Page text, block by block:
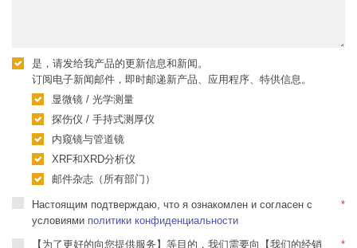
是，请发给我产品的更新信息和新闻。
订阅电子新闻邮件，即时邮递新产品、应用程序、特供信息。
显微镜 / 光学测量
探伤仪 / 手持式测厚仪
内窥镜与管道镜
XRF和XRD分析仪
邮件杂志（所有部门）
Настоящим подтверждаю, что я ознакомлен и согласен с
условиями политики конфиденциальности
*
【为了更好的向您提供服务】等目的，我们需要向【我们的经销 *